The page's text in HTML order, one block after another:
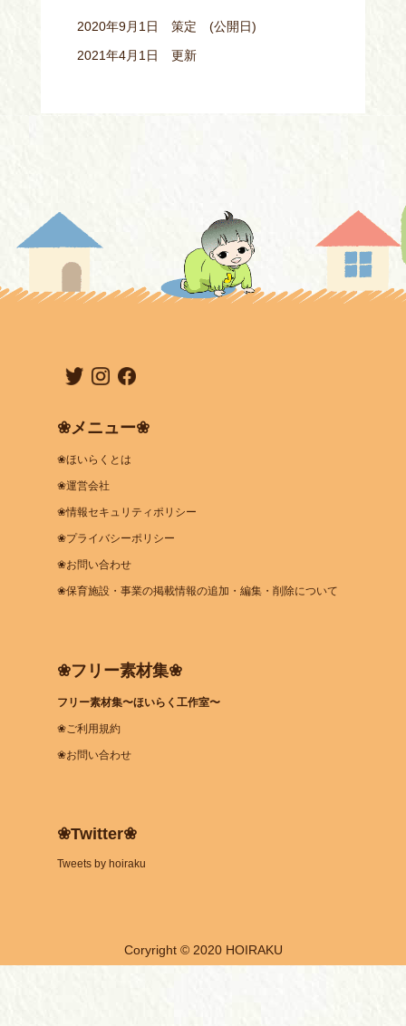
2020年9月1日 策定 (公開日)
2021年4月1日 更新
❀メニュー❀
❀ほいらくとは
❀運営会社
❀情報セキュリティポリシー
❀プライバシーポリシー
❀お問い合わせ
❀保育施設・事業の掲載情報の追加・編集・削除について
❀フリー素材集❀
フリー素材集〜ほいらく工作室〜
❀ご利用規約
❀お問い合わせ
❀Twitter❀
Tweets by hoiraku
Coryright © 2020 HOIRAKU